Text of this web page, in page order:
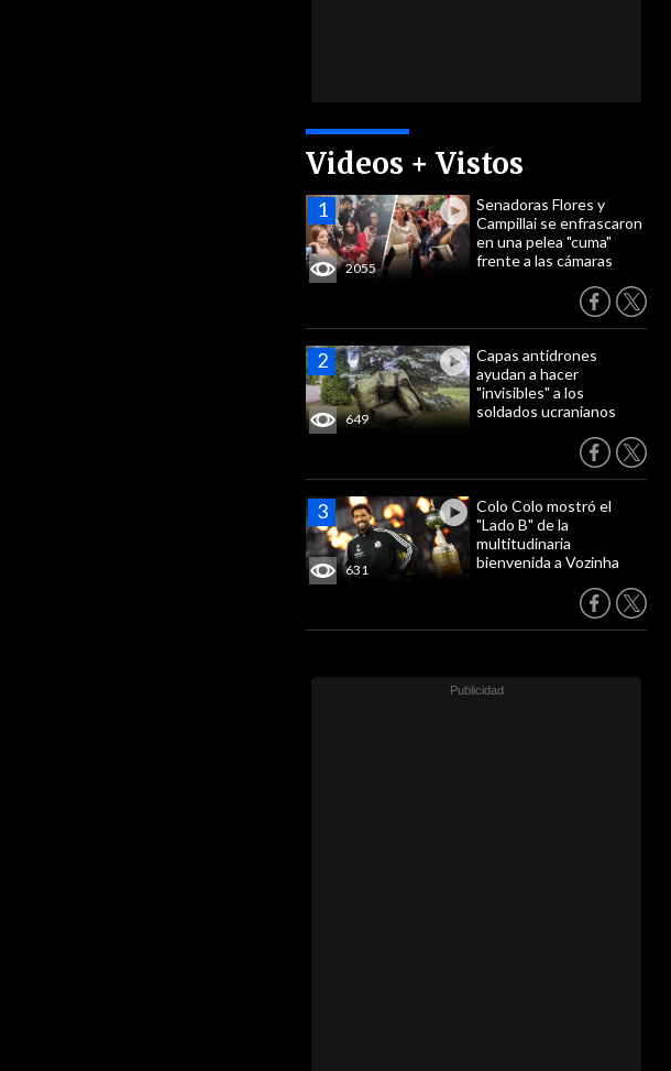
Videos + Vistos
2055
Senadoras Flores y
Campillai se enfrascaron
en una pelea "cuma"
frente a las cámaras
649
Capas antidrones
ayudan a hacer
"invisibles" a los
soldados ucranianos
631
Colo Colo mostró el
"Lado B" de la
multitudinaria
bienvenida a Vozinha